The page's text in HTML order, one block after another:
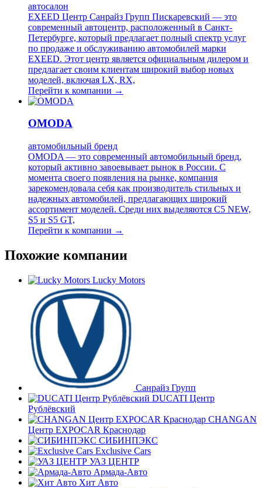
автосалон
EXEED Центр Санрайз Групп Пискаревский — это
современный автоцентр, расположенный в Санкт-
Петербурге, который предлагает полный спектр услуг
по продаже и обслуживанию автомобилей марки
EXEED. Этот центр является официальным дилером и
предлагает своим клиентам широкий выбор новых
моделей, включая LX, RX,
Перейти к компании →
OMODA
автомобильный бренд
OMODA — это современный автомобильный бренд,
который активно завоевывает рынок в России. С
момента своего появления на рынке, компания
зарекомендовала себя как производитель стильных и
надежных автомобилей, предлагающих широкий
ассортимент моделей. Среди них выделяются C5 NEW,
S5 и S5 GT,
Перейти к компании →
Похожие компании
Lucky Motors
Санрайз Групп
DUCATI Центр
Рублёвский
CHANGAN
Центр EXPOCAR Краснодар
СИБИНПЭКС
Exclusive Cars
УАЗ ЦЕНТР
Армада-Авто
Хит Авто